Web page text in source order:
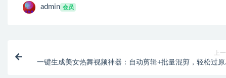
admin 会员
上
一键生成美女热舞视频神器：自动剪辑+批量混剪，轻松过原